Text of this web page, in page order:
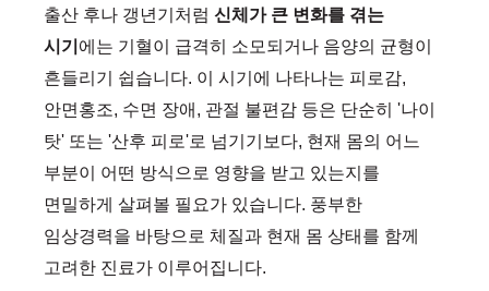
출산 후나 갱년기처럼 신체가 큰 변화를 겪는
시기 에는 기혈이 급격히 소모되거나 음양의 균형이
흔들리기 쉽습니다. 이 시기에 나타나는 피로감,
안면홍조, 수면 장애, 관절 불편감 등은 단순히 '나이
탓' 또는 '산후 피로'로 넘기기보다, 현재 몸의 어느
부분이 어떤 방식으로 영향을 받고 있는지를
면밀하게 살펴볼 필요가 있습니다. 풍부한
임상경력을 바탕으로 체질과 현재 몸 상태를 함께
고려한 진료가 이루어집니다.